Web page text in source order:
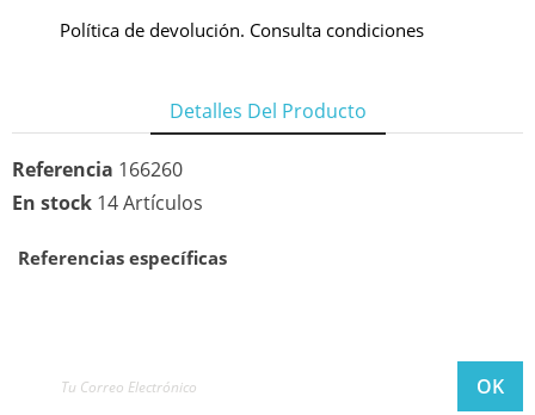
Política de devolución. Consulta condiciones
Detalles Del Producto
Referencia 166260
En stock 14 Artículos
Referencias específicas